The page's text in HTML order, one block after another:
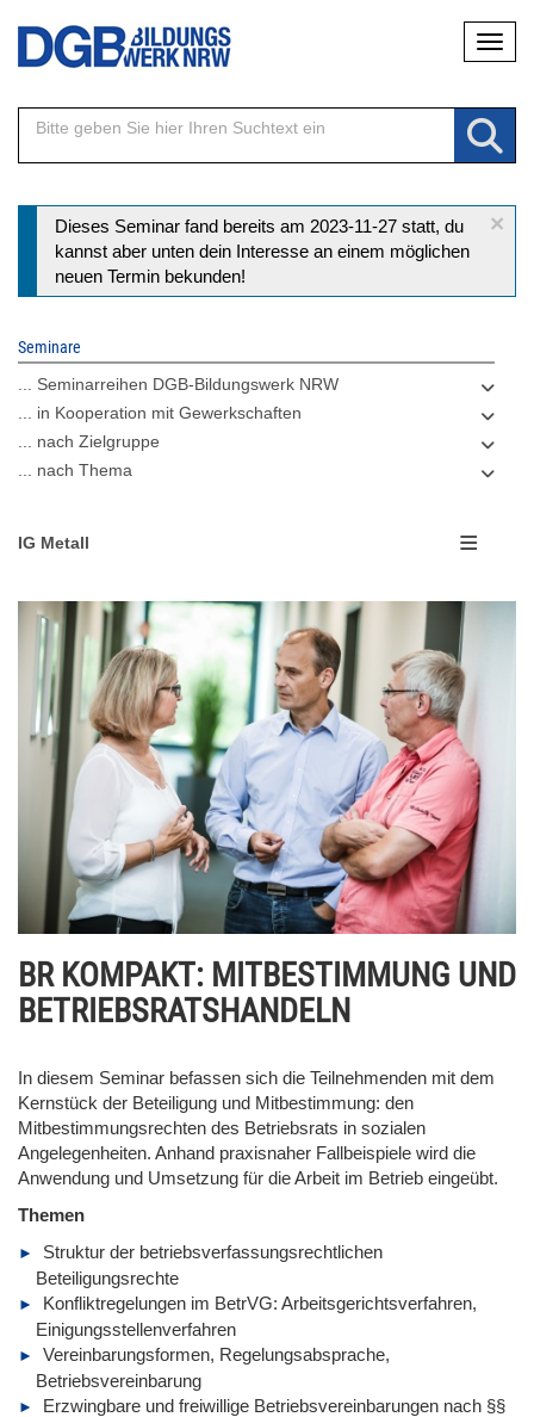
Direkt
Inhalt
×
Statusmeldung
Dieses Seminar fand bereits am 2023-11-27 statt, du
kannst aber unten dein Interesse an einem möglichen
neuen Termin bekunden!
Seminare
... Seminarreihen DGB-Bildungswerk NRW
... in Kooperation mit Gewerkschaften
... nach Zielgruppe
... nach Thema
IG Metall
BR KOMPAKT: MITBESTIMMUNG UND
BETRIEBSRATSHANDELN
In diesem Seminar befassen sich die Teilnehmenden mit dem
Kernstück der Beteiligung und Mitbestimmung: den
Mitbestimmungsrechten des Betriebsrats in sozialen
Angelegenheiten. Anhand praxisnaher Fallbeispiele wird die
Anwendung und Umsetzung für die Arbeit im Betrieb eingeübt.
Themen
Struktur der betriebsverfassungsrechtlichen
Beteiligungsrechte
Konfliktregelungen im BetrVG: Arbeitsgerichtsverfahren,
Einigungsstellenverfahren
Vereinbarungsformen, Regelungsabsprache,
Betriebsvereinbarung
Erzwingbare und freiwillige Betriebsvereinbarungen nach §§